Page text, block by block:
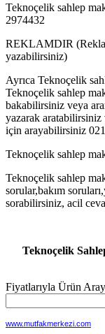
Teknoçelik sahlep
2974432
REKLAMDIR
yazabilirsiniz)
Ayrıca Teknoçelik
Teknoçelik sahlep
bakabilirsiniz veya
yazarak aratabilirsiniz
için arayabilirsiniz
Teknoçelik sahlep
Teknoçelik sahlep
sorular,bakım
sorabilirsiniz, acil
Teknoçelik
Fiyatlarıyla Ürün
www.mutfakmerkezi.com